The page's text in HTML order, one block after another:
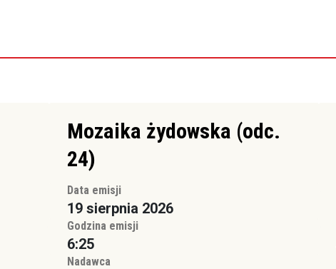
Mozaika żydowska (odc.
24)
Data emisji
19 sierpnia 2026
Godzina emisji
6:25
Nadawca